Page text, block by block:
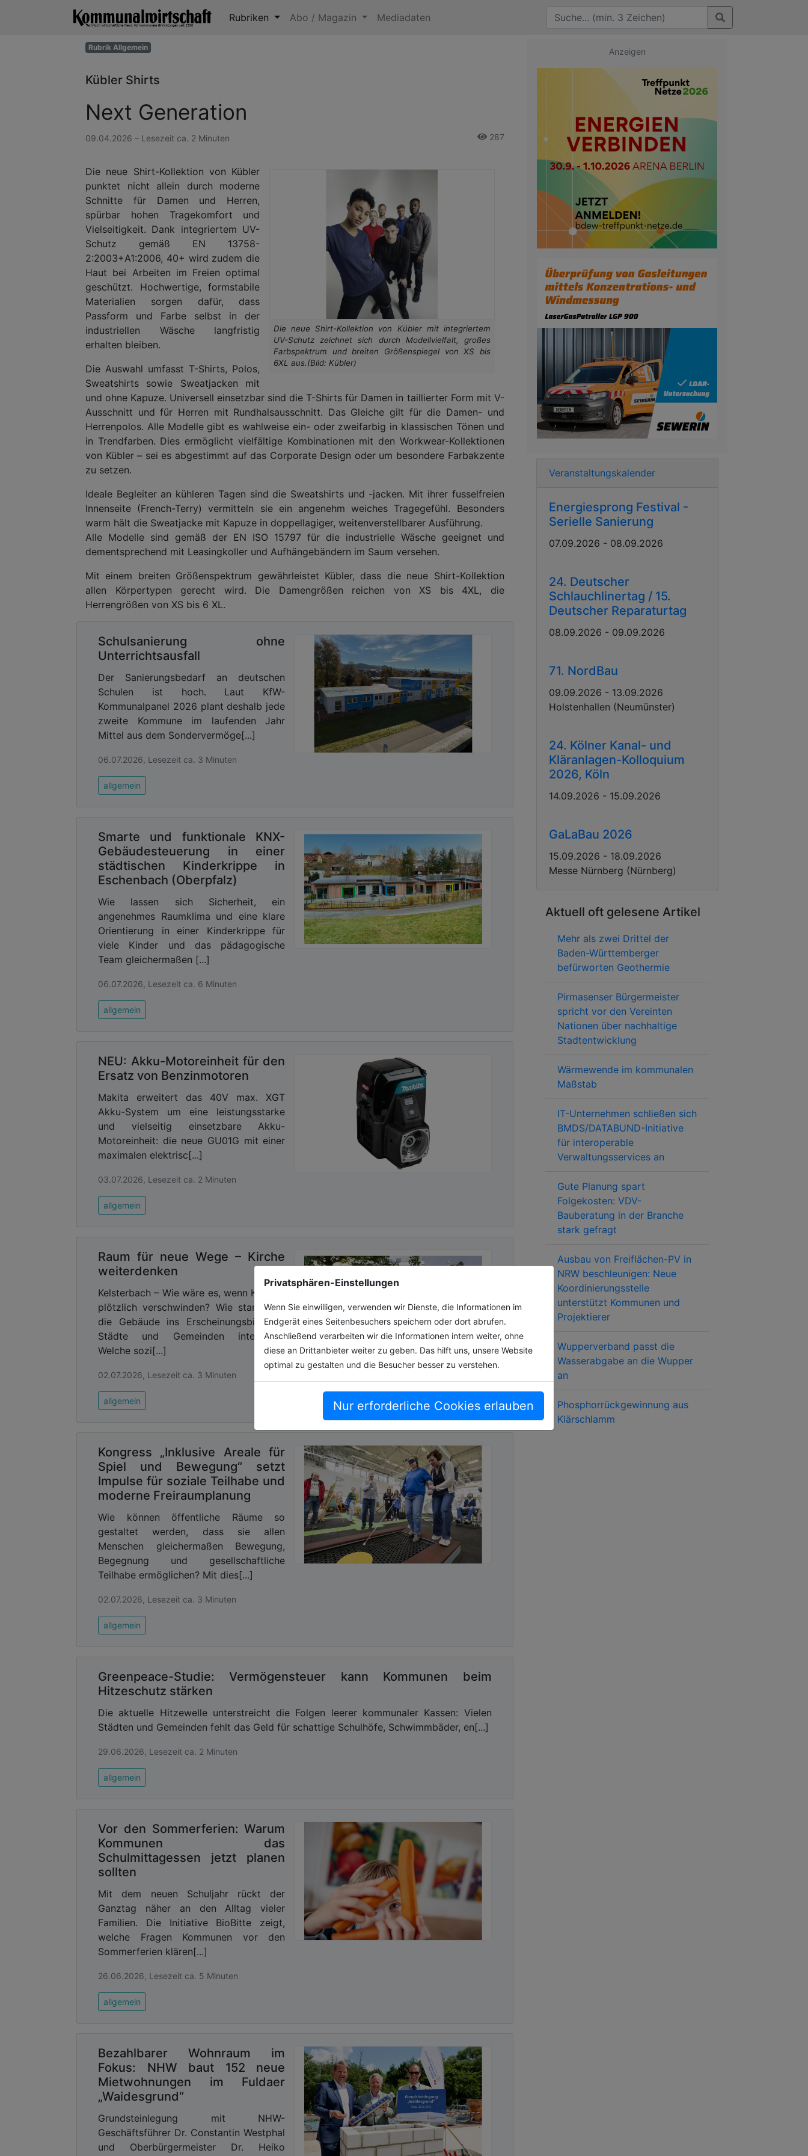
Rubriken Abo / Magazin Mediadaten
Privatsphären-Einstellungen
Wenn Sie einwilligen, verwenden wir Dienste, die Informationen im
Endgerät eines Seitenbesuchers speichern oder dort abrufen.
Anschließend verarbeiten wir die Informationen intern weiter, ohne
diese an Drittanbieter weiter zu geben. Das hilft uns, unsere Website
optimal zu gestalten und die Besucher besser zu verstehen.
Nur erforderliche Cookies erlauben
Rubrik Allgemein
Kübler Shirts
Next Generation
09.04.2026 – Lesezeit ca. 2 Minuten 287
Die neue Shirt-Kollektion von Kübler mit integriertem
UV-Schutz zeichnet sich durch Modellvielfalt, großes
Farbspektrum und breiten Größenspiegel von XS bis
6XL aus.(Bild: Kübler)
Die neue Shirt-Kollektion von Kübler
punktet nicht allein durch moderne
Schnitte für Damen und Herren,
spürbar hohen Tragekomfort und
Vielseitigkeit. Dank integriertem UV-
Schutz gemäß EN 13758-
2:2003+A1:2006, 40+ wird zudem die
Haut bei Arbeiten im Freien optimal
geschützt. Hochwertige, formstabile
Materialien sorgen dafür, dass
Passform und Farbe selbst in der
industriellen Wäsche langfristig
erhalten bleiben.
Die Auswahl umfasst T-Shirts, Polos,
Sweatshirts sowie Sweatjacken mit
und ohne Kapuze. Universell einsetzbar sind die T-Shirts für Damen in taillierter Form mit V-
Ausschnitt und für Herren mit Rundhalsausschnitt. Das Gleiche gilt für die Damen- und
Herrenpolos. Alle Modelle gibt es wahlweise ein- oder zweifarbig in klassischen Tönen und
in Trendfarben. Dies ermöglicht vielfältige Kombinationen mit den Workwear-Kollektionen
von Kübler – sei es abgestimmt auf das Corporate Design oder um besondere Farbakzente
zu setzen.
Ideale Begleiter an kühleren Tagen sind die Sweatshirts und -jacken. Mit ihrer fusselfreien
Innenseite (French-Terry) vermitteln sie ein angenehm weiches Tragegefühl. Besonders
warm hält die Sweatjacke mit Kapuze in doppellagiger, weitenverstellbarer Ausführung.
Alle Modelle sind gemäß der EN ISO 15797 für die industrielle Wäsche geeignet und
dementsprechend mit Leasingkoller und Aufhängebändern im Saum versehen.
Mit einem breiten Größenspektrum gewährleistet Kübler, dass die neue Shirt-Kollektion
allen Körpertypen gerecht wird. Die Damengrößen reichen von XS bis 4XL, die
Herrengrößen von XS bis 6 XL.
Schulsanierung ohne
Unterrichtsausfall
Der Sanierungsbedarf an deutschen
Schulen ist hoch. Laut KfW-
Kommunalpanel 2026 plant deshalb jede
zweite Kommune im laufenden Jahr
Mittel aus dem Sondervermöge[...]
06.07.2026, Lesezeit ca. 3 Minuten
allgemein
Smarte und funktionale KNX-
Gebäudesteuerung in einer
städtischen Kinderkrippe in
Eschenbach (Oberpfalz)
Wie lassen sich Sicherheit, ein
angenehmes Raumklima und eine klare
Orientierung in einer Kinderkrippe für
viele Kinder und das pädagogische
Team gleichermaßen [...]
06.07.2026, Lesezeit ca. 6 Minuten
allgemein
NEU: Akku-Motoreinheit für den
Ersatz von Benzinmotoren
Makita erweitert das 40V max. XGT
Akku-System um eine leistungsstarke
und vielseitig einsetzbare Akku-
Motoreinheit: die neue GU01G mit einer
maximalen elektrisc[...]
03.07.2026, Lesezeit ca. 2 Minuten
allgemein
Raum für neue Wege – Kirche
weiterdenken
Kelsterbach – Wie wäre es, wenn Kirchen
plötzlich verschwinden? Wie stark sind
die Gebäude ins Erscheinungsbild der
Städte und Gemeinden integriert?
Welche sozi[...]
02.07.2026, Lesezeit ca. 3 Minuten
allgemein
Kongress „Inklusive Areale für
Spiel und Bewegung“ setzt
Impulse für soziale Teilhabe und
moderne Freiraumplanung
Wie können öffentliche Räume so
gestaltet werden, dass sie allen
Menschen gleichermaßen Bewegung,
Begegnung und gesellschaftliche
Teilhabe ermöglichen? Mit dies[...]
02.07.2026, Lesezeit ca. 3 Minuten
allgemein
Greenpeace-Studie: Vermögensteuer kann Kommunen beim
Hitzeschutz stärken
Die aktuelle Hitzewelle unterstreicht die Folgen leerer kommunaler Kassen: Vielen
Städten und Gemeinden fehlt das Geld für schattige Schulhöfe, Schwimmbäder, en[...]
29.06.2026, Lesezeit ca. 2 Minuten
allgemein
Vor den Sommerferien: Warum
Kommunen das
Schulmittagessen jetzt planen
sollten
Mit dem neuen Schuljahr rückt der
Ganztag näher an den Alltag vieler
Familien. Die Initiative BioBitte zeigt,
welche Fragen Kommunen vor den
Sommerferien klären[...]
26.06.2026, Lesezeit ca. 5 Minuten
allgemein
Bezahlbarer Wohnraum im
Fokus: NHW baut 152 neue
Mietwohnungen im Fuldaer
„Waidesgrund“
Grundsteinlegung mit NHW-
Geschäftsführer Dr. Constantin Westphal
und Oberbürgermeister Dr. Heiko
Anzeigen
Veranstaltungskalender
Energiesprong Festival -
Serielle Sanierung
07.09.2026 - 08.09.2026
24. Deutscher
Schlauchlinertag / 15.
Deutscher Reparaturtag
08.09.2026 - 09.09.2026
71. NordBau
09.09.2026 - 13.09.2026
Holstenhallen (Neumünster)
24. Kölner Kanal- und
Kläranlagen-Kolloquium
2026, Köln
14.09.2026 - 15.09.2026
GaLaBau 2026
15.09.2026 - 18.09.2026
Messe Nürnberg (Nürnberg)
Aktuell oft gelesene Artikel
Mehr als zwei Drittel der
Baden-Württemberger
befürworten Geothermie
Pirmasenser Bürgermeister
spricht vor den Vereinten
Nationen über nachhaltige
Stadtentwicklung
Wärmewende im kommunalen
Maßstab
IT-Unternehmen schließen sich
BMDS/DATABUND-Initiative
für interoperable
Verwaltungsservices an
Gute Planung spart
Folgekosten: VDV-
Bauberatung in der Branche
stark gefragt
Ausbau von Freiflächen-PV in
NRW beschleunigen: Neue
Koordinierungsstelle
unterstützt Kommunen und
Projektierer
Wupperverband passt die
Wasserabgabe an die Wupper
an
Phosphorrückgewinnung aus
Klärschlamm